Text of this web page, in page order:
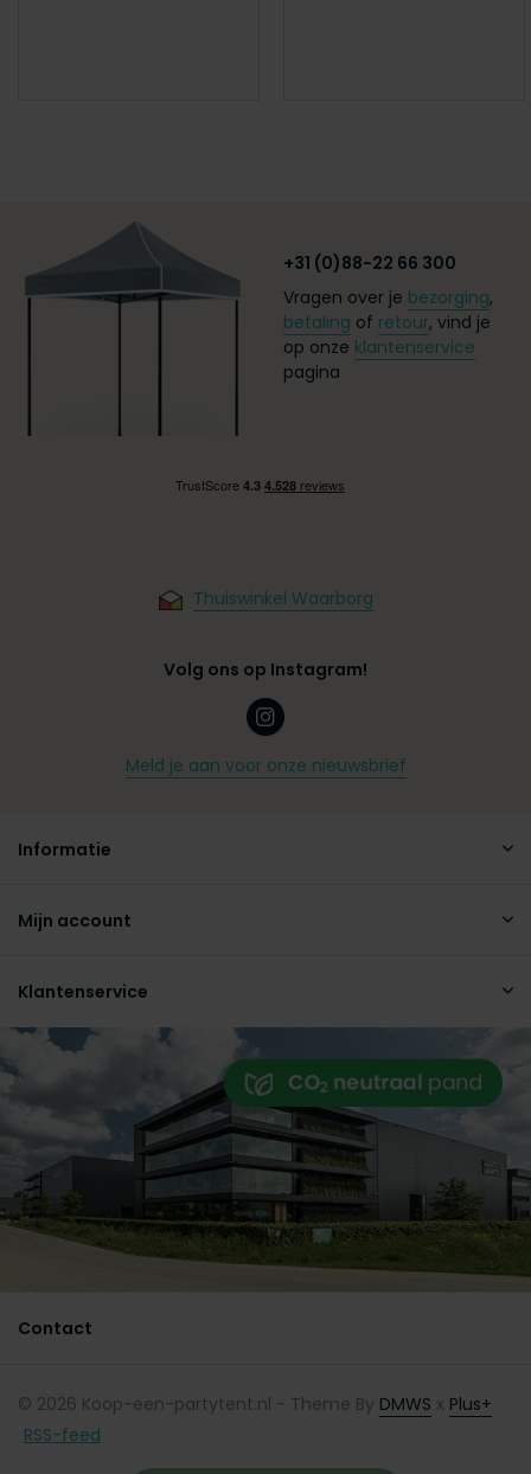
+31 (0)88-22 66 300
Vragen over je bezorging,
betaling of retour, vind je
op onze klantenservice
pagina
Thuiswinkel Waarborg
Volg ons op Instagram!
Meld je aan voor onze nieuwsbrief
Informatie
Mijn account
Klantenservice
Contact
© 2026 Koop-een-partytent.nl - Theme By DMWS x Plus+
RSS-feed